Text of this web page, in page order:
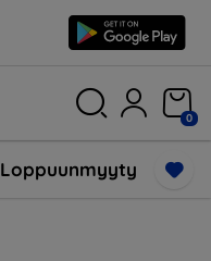
0
Loppuunmyyty